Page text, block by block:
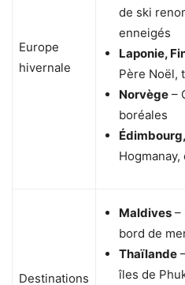
Europe
hivernale
de ski
enneigés
Laponie,
Père Noël,
Norvège –
boréales
Destinations
Maldives –
bord de
Thaïlande
îles de